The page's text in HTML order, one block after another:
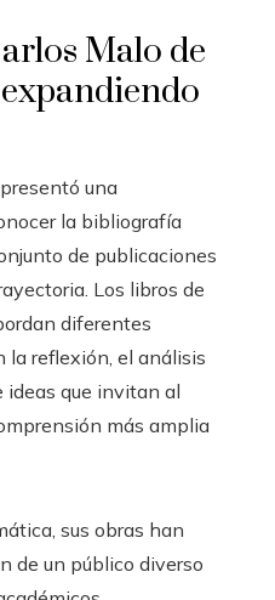
Malo de
una
la bibliografía
de publicaciones
Los libros de
diferentes
la reflexión, el análisis
ideas que invitan al
más amplia
sus obras han
de un público diverso